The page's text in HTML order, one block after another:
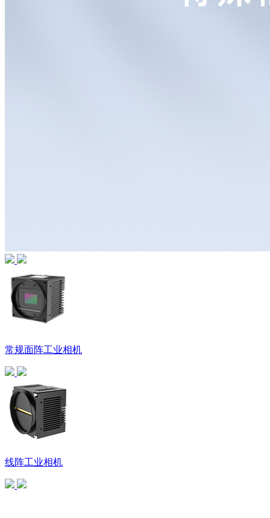
常规面阵工业相机
线阵工业相机